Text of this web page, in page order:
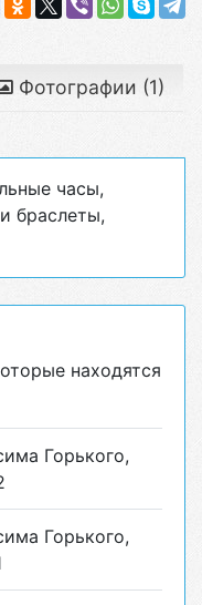
Фотографии (1)
часы,
браслеты,
находятся
Горького,
Горького,